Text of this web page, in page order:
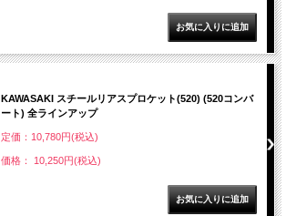
KAWASAKI スチールリアスプロケット(520) (520コンバ
ート) 全ラインアップ
定価：10,780円(税込)
価格： 10,250円(税込)